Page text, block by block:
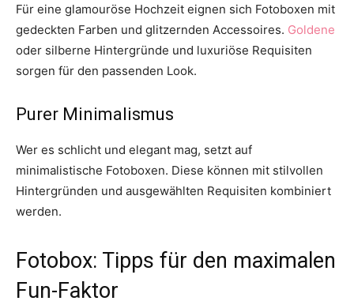
Für eine glamouröse Hochzeit eignen sich Fotoboxen mit
gedeckten Farben und glitzernden Accessoires. Goldene
oder silberne Hintergründe und luxuriöse Requisiten
sorgen für den passenden Look.
Purer Minimalismus
Wer es schlicht und elegant mag, setzt auf
minimalistische Fotoboxen. Diese können mit stilvollen
Hintergründen und ausgewählten Requisiten kombiniert
werden.
Fotobox: Tipps für den maximalen
Fun-Faktor